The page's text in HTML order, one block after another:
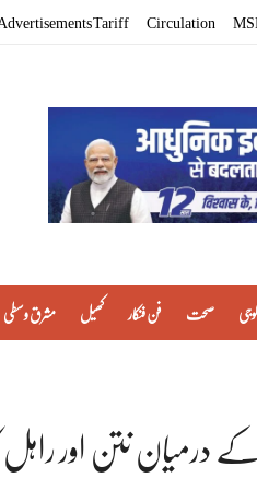
Tariff Circulation
مشرق وسطی کھیل فن فنکار صحت
کے درمیان نتن اور